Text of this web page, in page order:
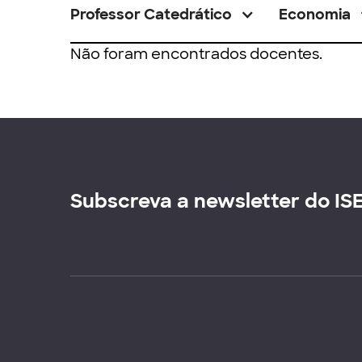
Professor Catedrático Economia
Não foram encontrados docentes.
Subscreva a newsletter do